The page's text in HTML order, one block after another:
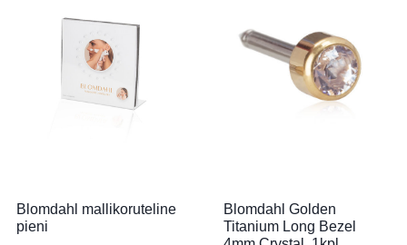
Blomdahl mallikoruteline
pieni
Blomdahl Golden
Titanium Long Bezel